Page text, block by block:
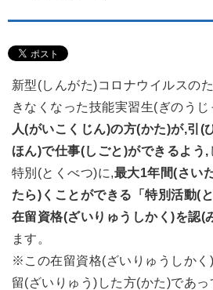
新型(しんがた)コロナウイルスの
きなくなった技能実習生(ぎのう
人(がいこくじん)の方(かた)が,引(
ほん)で仕事(しごと)ができるよう,
特別(とくべつ)に,最大1年間(さい
たら)くことができる「特別活動(
在留資格(ざいりゅうしかく)を認(
ます。
※この在留資格(ざいりゅうしかく
留(ざいりゅう)した方(かた)であ